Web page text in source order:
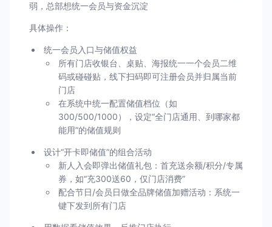
弱，总部想统一会员与资金沉淀
具体操作：
统一会员入口与储值权益
所有门店收银台、桌贴、海报统一一个会员二维
码或碰碰贴，线下扫码即可注册会员并归属当前
门店
在系统中统一配置储值档位（如
300/500/1000），设定“全门店通用、到哪家都
能用”的储值规则
设计“开卡即储值”的组合活动
新人入会即弹出储值礼包：首充送余额/积分/专属
券，如“充300送60，仅门店消费”
配合节日/会员日做全品牌储值加赠活动：系统一
键下发到所有门店